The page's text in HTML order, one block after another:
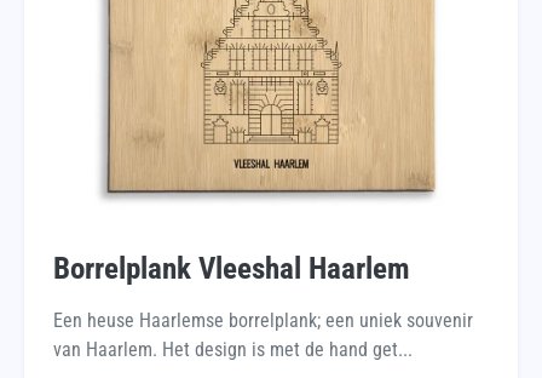
Borrelplank Vleeshal Haarlem
Een heuse Haarlemse borrelplank; een uniek souvenir
van Haarlem. Het design is met de hand get...